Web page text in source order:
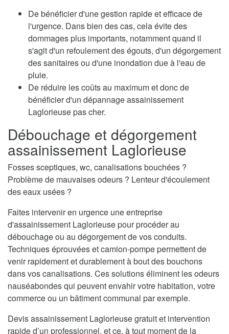
De bénéficier d'une gestion rapide et efficace de
l'urgence. Dans bien des cas, cela évite des
dommages plus importants, notamment quand il
s'agit d'un refoulement des égouts, d'un dégorgement
des sanitaires ou d'une inondation due à l'eau de
pluie.
De réduire les coûts au maximum et donc de
bénéficier d'un dépannage assainissement
Laglorieuse pas cher.
Débouchage et dégorgement
assainissement Laglorieuse
Fosses sceptiques, wc, canalisations bouchées ?
Problème de mauvaises odeurs ? Lenteur d'écoulement
des eaux usées ?
Faites intervenir en urgence une entreprise
d'assainissement Laglorieuse pour procéder au
débouchage ou au dégorgement de vos conduits.
Techniques éprouvées et camion-pompe permettent de
venir rapidement et durablement à bout des bouchons
dans vos canalisations. Ces solutions éliminent les odeurs
nauséabondes qui peuvent envahir votre habitation, votre
commerce ou un bâtiment communal par exemple.
Devis assainissement Laglorieuse gratuit et intervention
rapide d’un professionnel, et ce, à tout moment de la